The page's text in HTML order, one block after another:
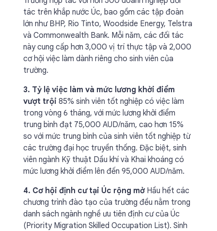
tác trên khắp nước Úc, bao gồm các tập đoàn
lớn như BHP, Rio Tinto, Woodside Energy, Telstra
và Commonwealth Bank. Mỗi năm, các đối tác
này cung cấp hơn 3,000 vị trí thực tập và 2,000
cơ hội việc làm dành riêng cho sinh viên của
trường.
3. Tỷ lệ việc làm và mức lương khởi điểm
vượt trội 85% sinh viên tốt nghiệp có việc làm
trong vòng 6 tháng, với mức lương khởi điểm
trung bình đạt 75,000 AUD/năm, cao hơn 15%
so với mức trung bình của sinh viên tốt nghiệp từ
các trường đại học truyền thống. Đặc biệt, sinh
viên ngành Kỹ thuật Dầu khí và Khai khoáng có
mức lương khởi điểm lên đến 95,000 AUD/năm.
4. Cơ hội định cư tại Úc rộng mở Hầu hết các
chương trình đào tạo của trường đều nằm trong
danh sách ngành nghề ưu tiên định cư của Úc
(Priority Migration Skilled Occupation List). Sinh